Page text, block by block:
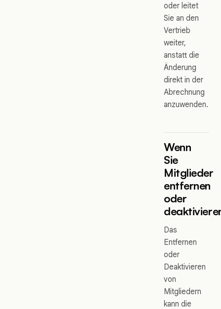
oder leitet
Sie an den
Vertrieb
weiter,
anstatt die
Änderung
direkt in der
Abrechnung
anzuwenden.
Wenn
Sie
Mitglieder
entfernen
oder
Das
Entfernen
oder
Deaktivieren
von
Mitgliedern
kann die